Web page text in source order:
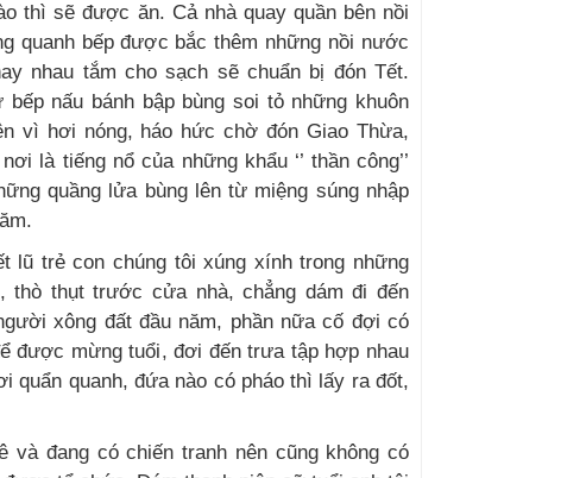
thì sẽ được ăn. Cả nhà quay quần bên nồi
quanh bếp được bắc thêm những nồi nước
nhau tắm cho sạch sẽ chuẩn bị đón Tết.
nấu bánh bập bùng soi tỏ những khuôn
vì hơi nóng, háo hức chờ đón Giao Thừa,
là tiếng nổ của những khẩu ‘’ thần công’’
quầng lửa bùng lên từ miệng súng nhập
lũ trẻ con chúng tôi xúng xính trong những
thò thụt trước cửa nhà, chẳng dám đi đến
xông đất đầu năm, phần nữa cố đợi có
được mừng tuổi, đơi đến trưa tập hợp nhau
quẩn quanh, đứa nào có pháo thì lấy ra đốt,
và đang có chiến tranh nên cũng không có